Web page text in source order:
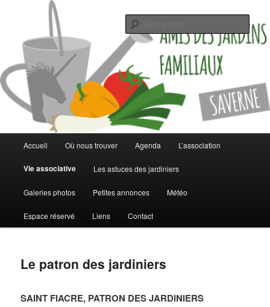
Les jardins familiaux de Saverne
Jardinez malin
principalAller
Aller
Accueil Où nous trouver Agenda L’association
Vie associative Les astuces des jardiniers
Galeries photos Petites annonces Météo
Espace réservé Liens Contact
Le patron des jardiniers
SAINT FIACRE, PATRON DES JARDINIERS